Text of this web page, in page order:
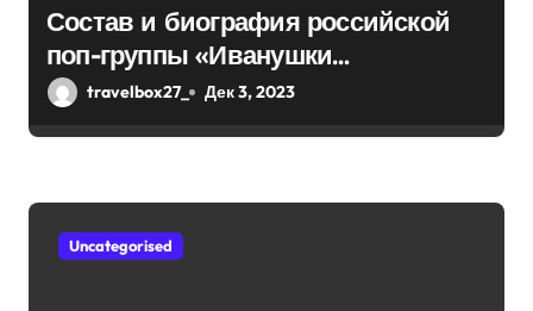
и
я
Состав и биография российской
поп-группы «Иванушки
интернешнл» — история успеха,
travelbox27_ Дек 3, 2023
Uncategorised